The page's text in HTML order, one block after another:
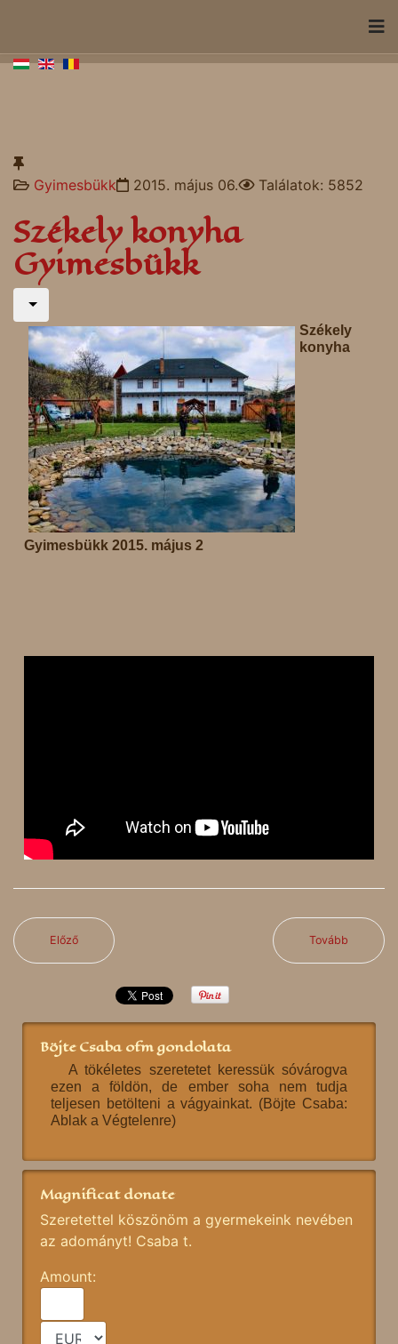
Gyimesbükk 2015. május 06. Találatok: 5852
Székely konyha
Gyimesbükk
Székely
konyha
Gyimesbükk 2015. május 2
Előző Tovább
Böjte Csaba ofm gondolata
A tökéletes szeretetet keressük sóvárogva
ezen a földön, de ember soha nem tudja
teljesen betölteni a vágyainkat. (Böjte Csaba:
Ablak a Végtelenre)
Magnificat donate
Szeretettel köszönöm a gyermekeink nevében
az adományt! Csaba t.
Amount: